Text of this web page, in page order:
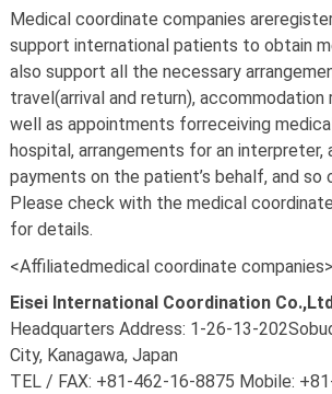
Medical coordinate companies
support international patients to obtain
also support all the necessary
travel(arrival and return), accommodation
well as appointments forreceiving
hospital, arrangements for an interpreter,
payments on the patient’s behalf, and so
Please check with the medical
for details.
<Affiliatedmedical coordinate companies>
Eisei International Coordination
Headquarters Address: 1-26-13-
City, Kanagawa, Japan
TEL / FAX: +81-462-16-8875 Mobile: